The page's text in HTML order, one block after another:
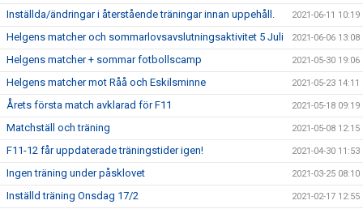
Inställda/ändringar i återstående träningar innan uppehåll. 2021-06-11 10:19
Helgens matcher och sommarlovsavslutningsaktivitet 5 Juli 2021-06-06 13:08
Helgens matcher + sommar fotbollscamp 2021-05-30 19:06
Helgens matcher mot Råå och Eskilsminne 2021-05-23 14:11
Årets första match avklarad för F11 2021-05-18 09:19
Matchställ och träning 2021-05-08 12:15
F11-12 får uppdaterade träningstider igen! 2021-04-30 11:53
Ingen träning under påsklovet 2021-03-25 08:10
Inställd träning Onsdag 17/2 2021-02-17 12:55